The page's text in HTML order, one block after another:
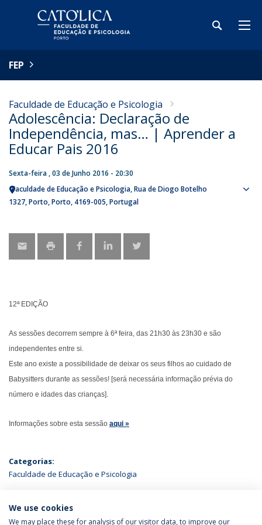
FEP
Faculdade de Educação e Psicologia
Adolescência: Declaração de
Independência, mas… | Aprender a
Educar Pais 2016
Sexta-feira , 03 de Junho 2016 - 20:30
Faculdade de Educação e Psicologia Rua de Diogo Botelho
1327 Porto Porto 4169-005 Portugal
12ª EDIÇÃO
As sessões decorrem sempre à 6ª feira, das 21h30 às 23h30 e são
independentes entre si.
Este ano existe a possibilidade de deixar os seus filhos ao cuidado de
Babysitters durante as sessões! [será necessária informação prévia do
número e idades das crianças].
Informações sobre esta sessão aqui »
Categorias:
Faculdade de Educação e Psicologia
ÚLTIMAS NOTÍCIAS
We use cookies
We may place these for analysis of our visitor data, to improve our